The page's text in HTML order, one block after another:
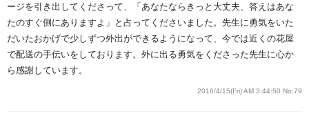
ージを引き出してくださって、「あなたならきっと大丈夫、答えはあな
たのすぐ側にありますよ」と占ってくださいました。先生に勇気をいた
だいたおかげで少しずつ外出ができるようになって、今では近くの花屋
で配送の手伝いをしております。外に出る勇気をくださった先生に心か
ら感謝しています。
2016/4/15(Fri) AM 3:44:50 No:79